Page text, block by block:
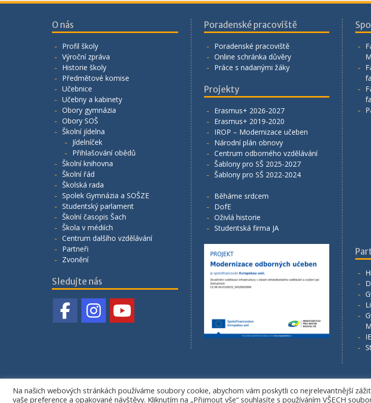
O nás
Profil školy
Výroční zpráva
Historie školy
Předmětové komise
Učebnice
Učebny a kabinety
Obory gymnázia
Obory SOŠ
Školní jídelna
Jídelníček
Přihlašování obědů
Školní knihovna
Školní řád
Školská rada
Spolek Gymnázia a SOŠZE
Studentský parlament
Školní časopis Šach
Škola v médiích
Centrum dalšího vzdělávání
Partneři
Zvonění
Sledujte nás
Poradenské pracoviště
Poradenské pracoviště
Online schránka důvěry
Práce s nadanými žáky
Projekty
Erasmus+ 2026-2027
Erasmus+ 2019-2020
IROP – Modernizace učeben
Národní plán obnovy
Centrum odborného vzdělávání
Šablony pro SŠ 2025-2027
Šablony pro SŠ 2022-2024
Běháme srdcem
DofE
Oživlá historie
Studentská firma JA
Copyright. All rights
Na našich webových stránkách používáme soubory cookie, abychom vám poskytli co nejrelevantnější
vaše preference a opakované návštěvy. Kliknutím na „Přijmout vše“ souhlasíte s používáním VŠECH